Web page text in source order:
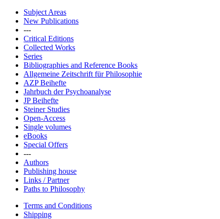
Subject Areas
New Publications
---
Critical Editions
Collected Works
Series
Bibliographies and Reference Books
Allgemeine Zeitschrift für Philosophie
AZP Beihefte
Jahrbuch der Psychoanalyse
JP Beihefte
Steiner Studies
Open-Access
Single volumes
eBooks
Special Offers
---
Authors
Publishing house
Links / Partner
Paths to Philosophy
Terms and Conditions
Shipping